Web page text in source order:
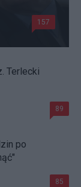
157
Terlecki
89
po
85